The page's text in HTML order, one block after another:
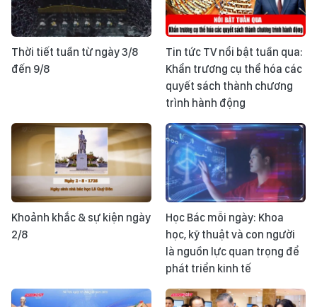
Thời tiết tuần từ ngày 3/8
đến 9/8
Tin tức TV nổi bật tuần qua:
Khẩn trương cụ thể hóa các
quyết sách thành chương
trình hành động
Khoảnh khắc & sự kiện ngày
2/8
Học Bác mỗi ngày: Khoa
học, kỹ thuật và con người
là nguồn lực quan trọng để
phát triển kinh tế